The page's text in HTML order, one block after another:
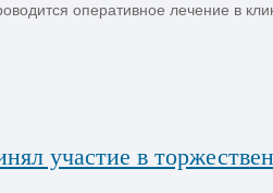
оперативное лечение в
участие в